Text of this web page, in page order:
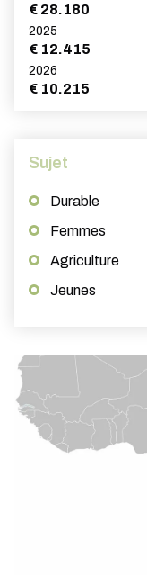
€ 28.180
2025
€ 12.415
2026
€ 10.215
Sujet
Durable
Femmes
Agriculture
Jeunes